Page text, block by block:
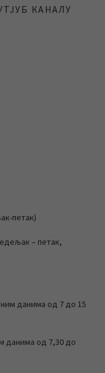
КАНАЛУ
петак)
– петак,
данима од 7 до 15
данима од 7,30 до